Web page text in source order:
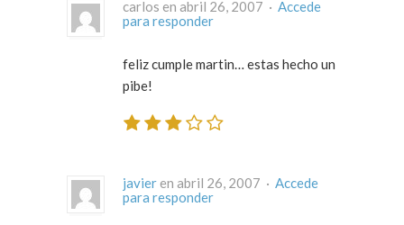
carlos en abril 26, 2007 · Accede
para responder
feliz cumple martin… estas hecho un
pibe!
javier en abril 26, 2007 · Accede
para responder